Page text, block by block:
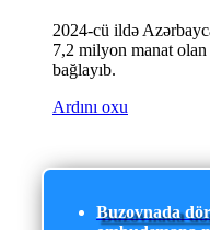
2024-cü ildə
7,2 milyon manat
bağlayıb.
Ardını oxu
Buzovnada